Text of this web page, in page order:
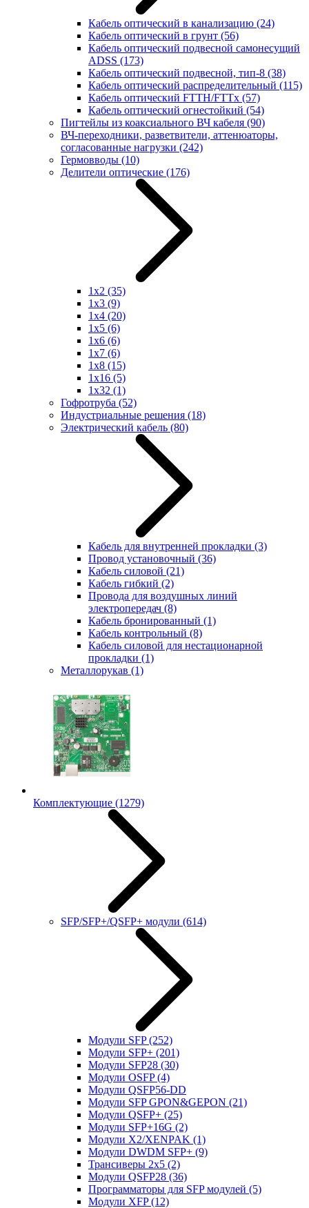
Кабель оптический в канализацию (24)
Кабель оптический в грунт (56)
Кабель оптический подвесной самонесущий
ADSS (173)
Кабель оптический подвесной, тип-8 (38)
Кабель оптический распределительный (115)
Кабель оптический FTTH/FTTx (57)
Кабель оптический огнестойкий (54)
Пигтейлы из коаксиального ВЧ кабеля (90)
ВЧ-переходники, разветвители, аттенюаторы,
согласованные нагрузки (242)
Гермовводы (10)
Делители оптические (176)
1x2 (35)
1x3 (9)
1x4 (20)
1x5 (6)
1x6 (6)
1x7 (6)
1x8 (15)
1x16 (5)
1x32 (1)
Гофротруба (52)
Индустриальные решения (18)
Электрический кабель (80)
Кабель для внутренней прокладки (3)
Провод установочный (36)
Кабель силовой (21)
Кабель гибкий (2)
Провода для воздушных линий
электропередач (8)
Кабель бронированный (1)
Кабель контрольный (8)
Кабель силовой для нестационарной
прокладки (1)
Металлорукав (1)
Комплектующие (1279)
SFP/SFP+/QSFP+ модули (614)
Модули SFP(252)
Модули SFP+ (201)
Модули SFP28 (30)
Модули OSFP(4)
Модули QSFP56-DD
Модули SFP GPON&GEPON (21)
Модули QSFP+ (25)
Модули SFP+16G (2)
Модули X2/XENPAK (1)
Модули DWDM SFP+ (9)
Трансиверы 2x5 (2)
Модули QSFP28 (36)
Программаторы для SFP модулей (5)
Модули XFP(12)